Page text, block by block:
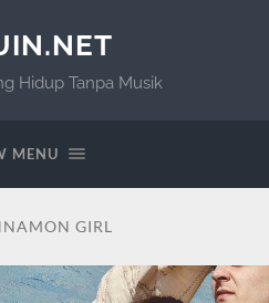
Hidup Tanpa Musik
MENU
GIRL